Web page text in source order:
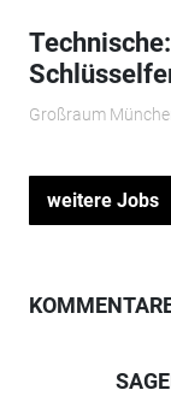
Großraum
weitere Jobs